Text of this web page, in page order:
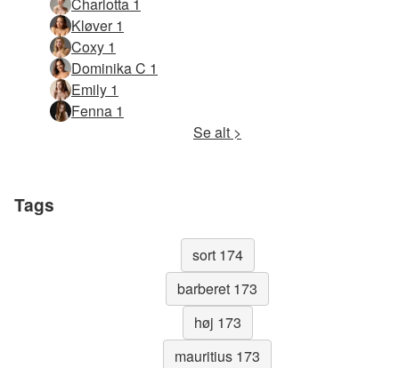
Kløver 1
Coxy 1
Dominika C 1
Emily 1
Fenna 1
Se alt >
Tags
sort 174
barberet 173
høj 173
mauritius 173